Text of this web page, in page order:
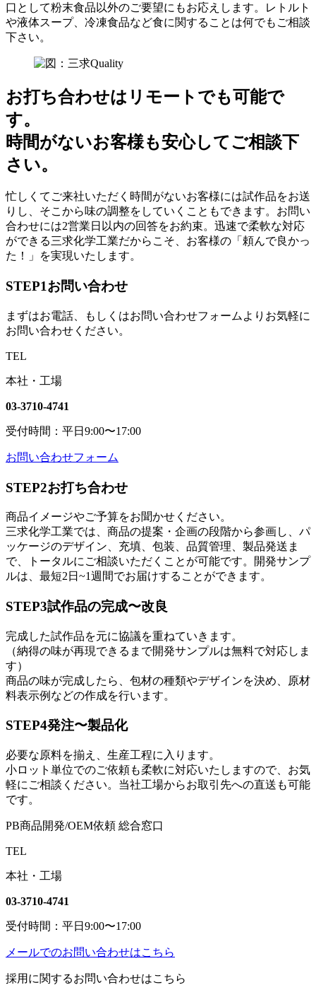
口として粉末食品以外のご要望にもお応えします。レトルト
や液体スープ、冷凍食品など食に関することは何でもご相談
下さい。
お打ち合わせはリモートでも可能で
す。
時間がないお客様も安心してご相談下
さい。
忙しくてご来社いただく時間がないお客様には試作品をお送
りし、そこから味の調整をしていくこともできます。お問い
合わせには2営業日以内の回答をお約束。迅速で柔軟な対応
ができる三求化学工業だからこそ、お客様の「頼んで良かっ
た！」を実現いたします。
STEP1お問い合わせ
まずはお電話、もしくはお問い合わせフォームよりお気軽に
お問い合わせください。
TEL
本社・工場
03-3710-4741
受付時間：平日9:00〜17:00
お問い合わせフォーム
STEP2お打ち合わせ
商品イメージやご予算をお聞かせください。
三求化学工業では、商品の提案・企画の段階から参画し、パ
ッケージのデザイン、充填、包装、品質管理、製品発送ま
で、トータルにご相談いただくことが可能です。開発サンプ
ルは、最短2日~1週間でお届けすることができます。
STEP3試作品の完成〜改良
完成した試作品を元に協議を重ねていきます。
（納得の味が再現できるまで開発サンプルは無料で対応しま
す）
商品の味が完成したら、包材の種類やデザインを決め、原材
料表示例などの作成を行います。
STEP4発注〜製品化
必要な原料を揃え、生産工程に入ります。
小ロット単位でのご依頼も柔軟に対応いたしますので、お気
軽にご相談ください。当社工場からお取引先への直送も可能
です。
PB商品開発/OEM依頼 総合窓口
TEL
本社・工場
03-3710-4741
受付時間：平日9:00〜17:00
メールでのお問い合わせはこちら
採用に関するお問い合わせはこちら